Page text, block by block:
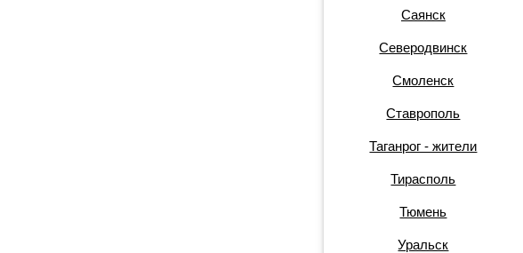
Саянск
Северодвинск
Смоленск
Ставрополь
Таганрог - жители
Тирасполь
Тюмень
Уральск